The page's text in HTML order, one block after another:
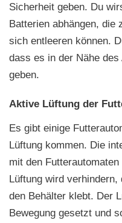
Sicherheit geben. Du
Batterien abhängen, die
sich entleeren können.
dass es in der Nähe
geben.
Aktive Lüftung der
Es gibt einige
Lüftung kommen. Die
mit den
Lüftung wird
den Behälter klebt. Der
Bewegung gesetzt und